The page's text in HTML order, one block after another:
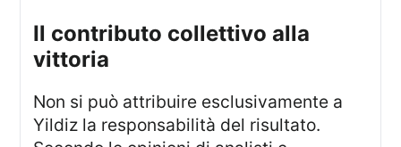
il contributo collettivo alla
vittoria
Non si può attribuire esclusivamente a
Yildiz la responsabilità del risultato.